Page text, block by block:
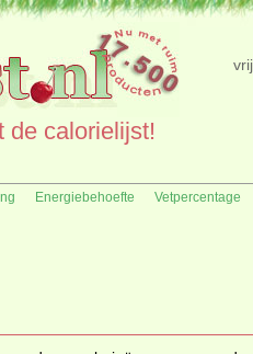
de calorielijst!
Energiebehoefte Vetpercentage